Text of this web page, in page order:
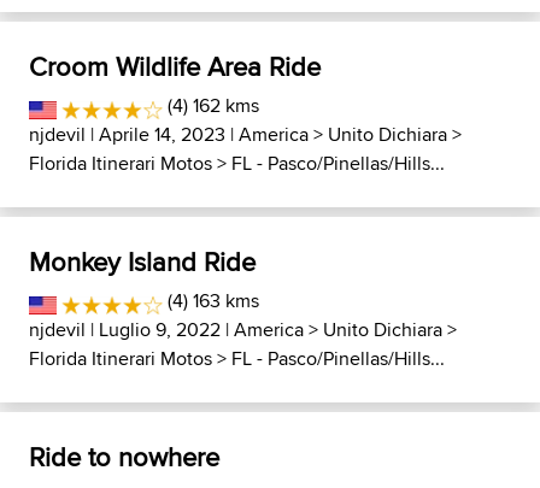
Croom Wildlife Area Ride
(4) 162 kms
njdevil | Aprile 14, 2023 |America> Unito Dichiara>
Florida Itinerari Motos> FL - Pasco/Pinellas/Hills...
Monkey Island Ride
(4) 163 kms
njdevil | Luglio 9, 2022 |America> Unito Dichiara>
Florida Itinerari Motos> FL - Pasco/Pinellas/Hills...
Ride to nowhere